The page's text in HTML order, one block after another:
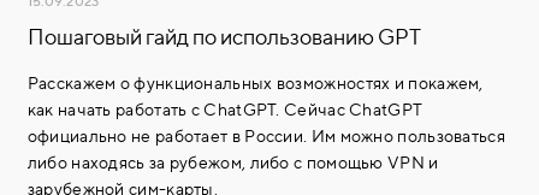
Пошаговый гайд по использованию GPT
Расскажем о функциональных возможностях и покажем,
как начать работать с ChatGPT. Сейчас ChatGPT
официально не работает в России. Им можно пользоваться
либо находясь за рубежом, либо с помощью VPN и
зарубежной сим-карты.